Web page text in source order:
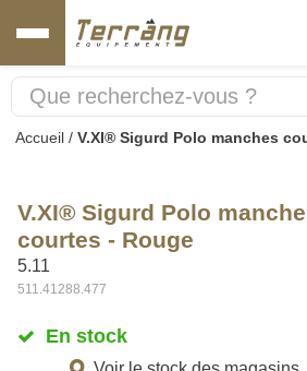
Accueil / V.XI® Sigurd Polo manches
V.XI® Sigurd Polo
courtes - Rouge
5.11
511.41288.477
En stock